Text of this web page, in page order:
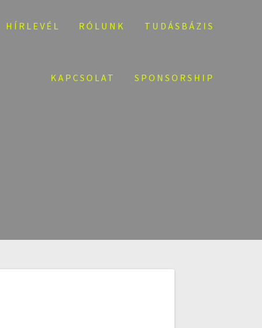
HÍRLEVÉL RÓLUNK TUDÁSBÁZIS
KAPCSOLAT SPONSORSHIP